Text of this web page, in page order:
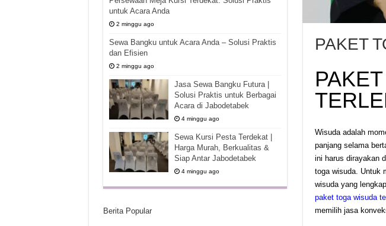
PAKET
Wisuda adalah
panjang selama
ini harus dirayakan
toga wisuda. Untuk
wisuda yang
paket toga wisuda
memilih jasa
untuk Acara Anda
2 minggu ago
Sewa Bangku untuk Acara Anda – Solusi Praktis
dan Efisien
2 minggu ago
Jasa Sewa Bangku Futura |
Solusi Praktis untuk Berbagai
Acara di Jabodetabek
4 minggu ago
Sewa Kursi Pesta Terdekat |
Harga Murah, Berkualitas &
Siap Antar Jabodetabek
4 minggu ago
Berita Popular